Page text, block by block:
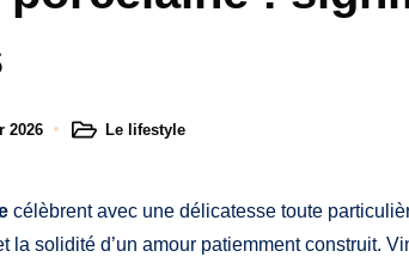
2026
PostedLe lifestyle
célèbrent avec une délicatesse toute
la solidité d’un amour patiemment construit.